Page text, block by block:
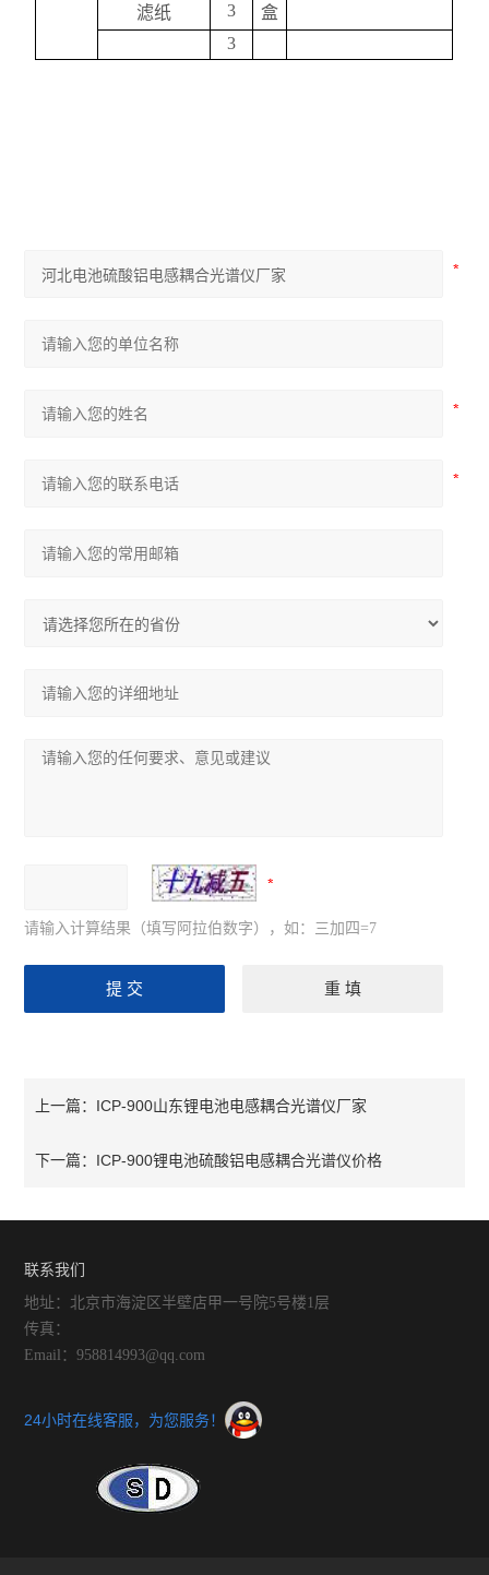
滤纸
3
盒
3
请输入计算结果（填写阿拉伯数字），如：三加四=7
上一篇： ICP-900山东锂电池电感耦合光谱仪厂家
下一篇： ICP-900锂电池硫酸铝电感耦合光谱仪价格
联系我们
地址：北京市海淀区半壁店甲一号院5号楼1层
传真：
Email：958814993@qq.com
24小时在线客服，为您服务！